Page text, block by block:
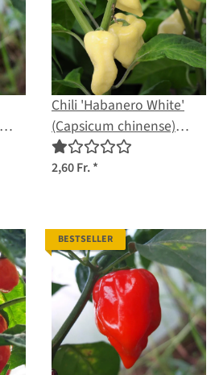
Chili 'Habanero White'
(Capsicum chinense)
Samen
2,60 Fr.*
BESTSELLER